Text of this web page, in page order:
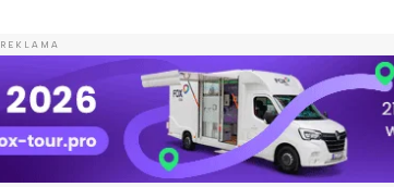
REKLAMA